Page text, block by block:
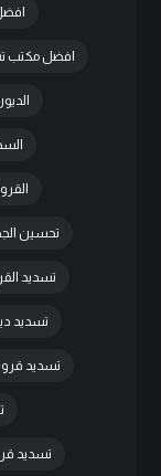
افضل مكتب
تحسين
تسديد
تسديد
تسديد
تسديد